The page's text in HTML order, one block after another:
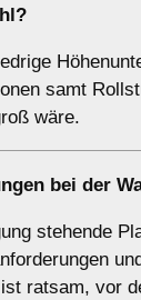
samt
wäre.
bei der
stehende
ratsam, vor